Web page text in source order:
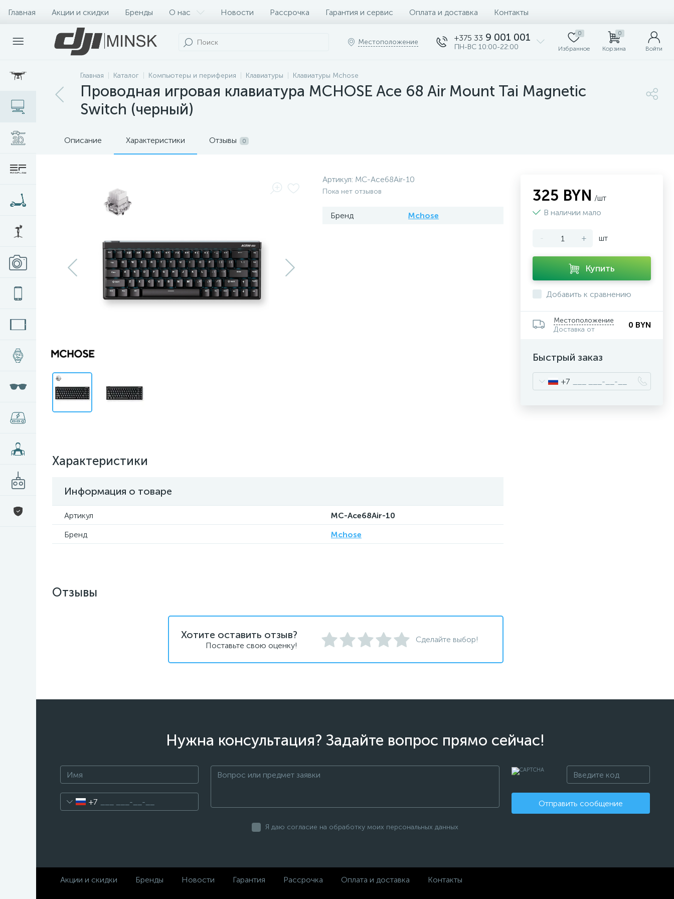
Главная Акции и скидки Бренды О нас Новости Рассрочка Гарантия и сервис Оплата и доставка Контакты
Местоположение +375 33 9 001 001
ПН-ВС 10:00-22:00
0
Избранное
0
Корзина Войти
Главная Каталог Компьютеры и периферия Клавиатуры Клавиатуры Mchose
Проводная игровая клавиатура MCHOSE Ace 68 Air Mount Tai Magnetic
Switch (черный)
Описание Характеристики Отзывы 0
Артикул: MC-Ace68Air-10
Пока нет отзывов
Бренд Mchose
Характеристики
Информация о товаре
Артикул
MC-Ace68Air-10
Бренд
Mchose
325 BYN /шт
В наличии мало
- + шт
Купить
Добавить к сравнению
Местоположение
Доставка от
0 BYN
Быстрый заказ
+7
Отзывы
Хотите оставить отзыв?
Поставьте свою оценку!
Сделайте выбор!
Нужна консультация? Задайте вопрос прямо сейчас!
+7 Отправить сообщение
Я даю согласие на обработку моих персональных данных
Акции и скидки Бренды Новости Гарантия Рассрочка Оплата и доставка Контакты